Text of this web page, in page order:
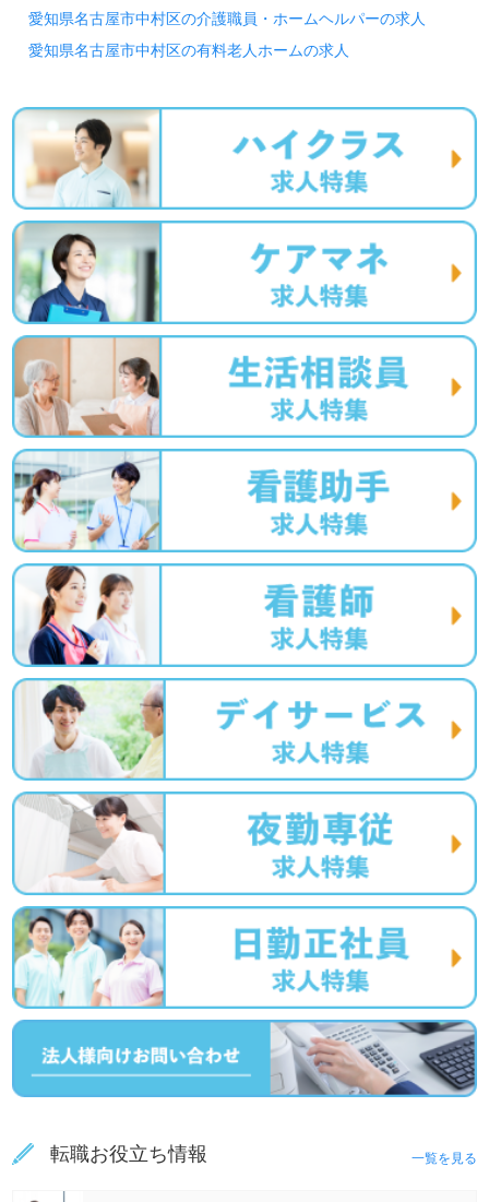
愛知県名古屋市中村区の介護職員・ホームヘルパーの求人
愛知県名古屋市中村区の有料老人ホームの求人
転職お役立ち情報 一覧を見る